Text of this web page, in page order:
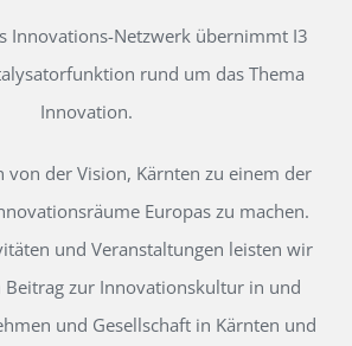
Innovations-Netzwerk übernimmt I3
rund um das Thema
Innovation.
von der Vision, Kärnten zu einem der
Europas zu machen.
und Veranstaltungen leisten wir
Beitrag zur Innovationskultur in und
und Gesellschaft in Kärnten und